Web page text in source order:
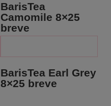
BarisTea
Camomile 8×25
breve
BarisTea Earl Grey
8×25 breve